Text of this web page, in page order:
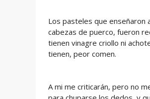
Los pasteles que enseñaron
cabezas de puerco, fueron
tienen vinagre criollo ni
tienen, peor comen.
A mi me criticarán, pero no